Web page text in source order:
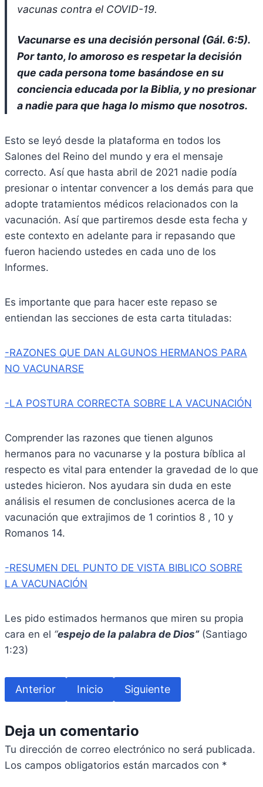
vacunas contra el COVID-19.
Vacunarse es una decisión personal (Gál. 6:5).
Por tanto, lo amoroso es respetar la decisión
que cada persona tome basándose en su
conciencia educada por la Biblia, y no presionar
a nadie para que haga lo mismo que nosotros.
Esto se leyó desde la plataforma en todos los
Salones del Reino del mundo y era el mensaje
correcto. Así que hasta abril de 2021 nadie podía
presionar o intentar convencer a los demás para que
adopte tratamientos médicos relacionados con la
vacunación. Así que partiremos desde esta fecha y
este contexto en adelante para ir repasando que
fueron haciendo ustedes en cada uno de los
Informes.
Es importante que para hacer este repaso se
entiendan las secciones de esta carta tituladas:
-RAZONES QUE DAN ALGUNOS HERMANOS PARA
NO VACUNARSE
-LA POSTURA CORRECTA SOBRE LA VACUNACIÓN
Comprender las razones que tienen algunos
hermanos para no vacunarse y la postura bíblica al
respecto es vital para entender la gravedad de lo que
ustedes hicieron. Nos ayudara sin duda en este
análisis el resumen de conclusiones acerca de la
vacunación que extrajimos de 1 corintios 8 , 10 y
Romanos 14.
-RESUMEN DEL PUNTO DE VISTA BIBLICO SOBRE
LA VACUNACIÓN
Les pido estimados hermanos que miren su propia
cara en el “espejo de la palabra de Dios”(Santiago
1:23)
Anterior Inicio Siguiente
Deja un comentario
Tu dirección de correo electrónico no será publicada.
Los campos obligatorios están marcados con *